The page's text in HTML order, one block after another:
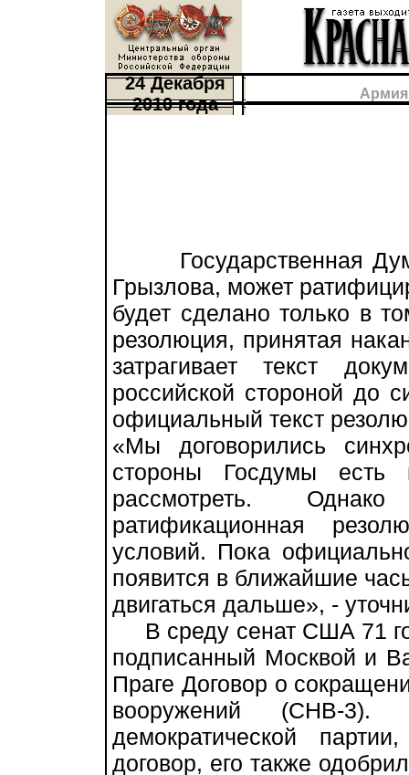
24 Декабря
2010 года
Государственная
Грызлова, может
будет сделано только в
резолюция, принятая
затрагивает текст
российской стороной до
официальный текст
«Мы договорились
стороны Госдумы есть
рассмотреть.
ратификационная
условий. Пока
появится в ближайшие
двигаться дальше», -
В среду сенат США 71
подписанный Москвой и
Праге Договор о
вооружений (СНВ-3).
демократической
договор, его также